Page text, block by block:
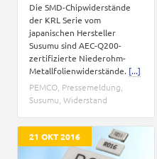
Die SMD-Chipwiderstände
der KRL Serie vom
japanischen Hersteller
Susumu sind AEC-Q200-
zertifizierte Niederohm-
Metallfolienwiderstände. [...]
PEMCO Pressemeldung
Susumu Widerstand
21 OKT 2016